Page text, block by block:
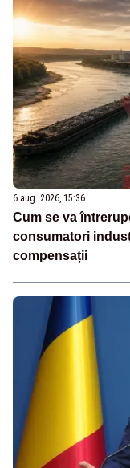
6 aug. 2026, 15:36
Cum se va
consumatori
compensații